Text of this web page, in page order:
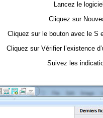
Lancez le
Cliquez sur
Cliquez sur le bouton avec le S
Cliquez sur Vérifier l’existence
Suivez les